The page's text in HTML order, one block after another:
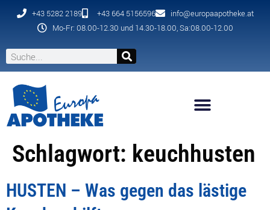
+43 5282 2189 +43 664 5156596
info@europaapotheke.at
Mo-Fr: 08.00-12.30 und 14.30-18.00, Sa:08.00-12.00
Schlagwort: keuchhusten
HUSTEN – Was gegen das lästige